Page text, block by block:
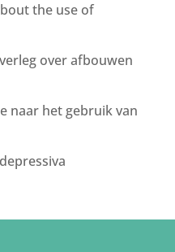
the use of
over afbouwen
naar het gebruik van